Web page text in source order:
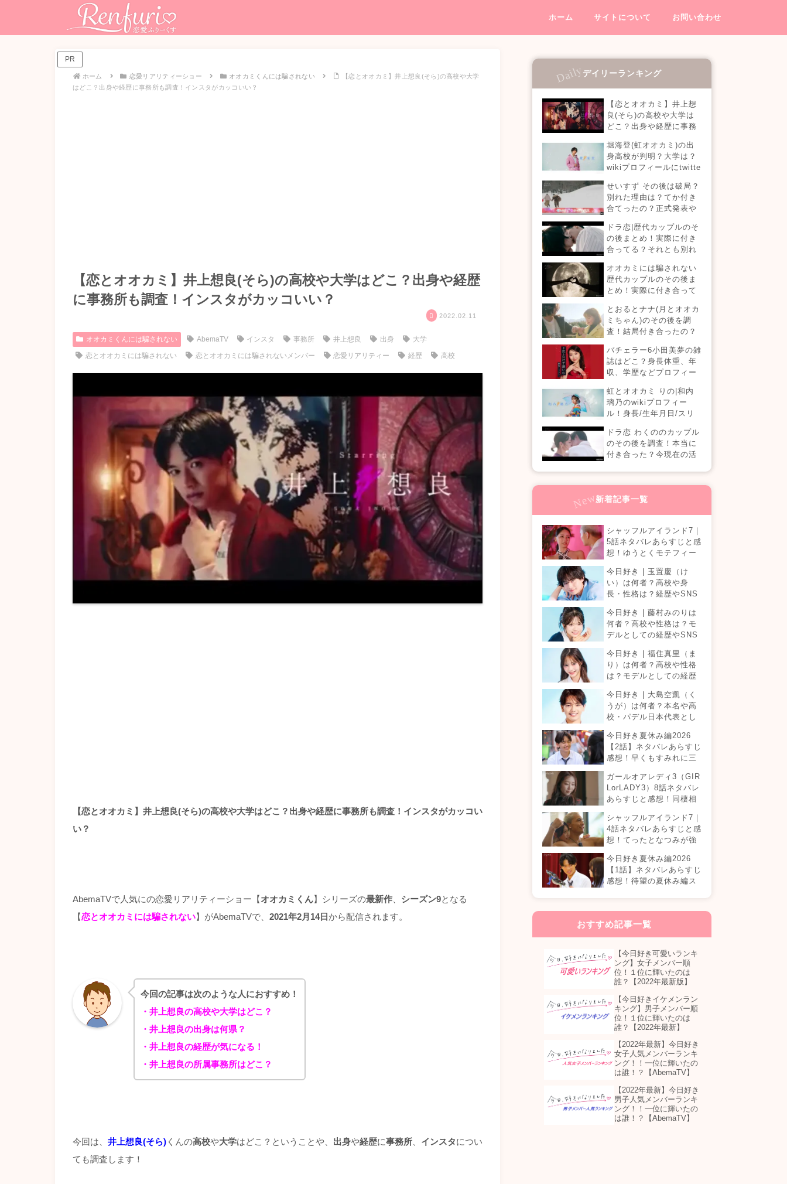
ホーム サイトについて お問い合わせ
PR
ホーム 恋愛リアリティーショー オオカミくんには騙されない
【恋とオオカミ】井上想良(そら)の高校や大学
はどこ？出身や経歴に事務所も調査！インスタがカッコいい？
【恋とオオカミ】井上想良(そら)の高校や大学はどこ？出身や経歴
に事務所も調査！インスタがカッコいい？
2022.02.11
オオカミくんには騙されない AbemaTV インスタ 事務所 井上想良 出身
大学
恋とオオカミには騙されない
恋とオオカミには騙されないメンバー 恋愛リアリティー 経歴 高校
【恋とオオカミ】井上想良(そら)の高校や大学はどこ？出身や経歴に事務所も調査！インスタがカッコい
い？
AbemaTVで人気にの恋愛リアリティーショー【オオカミくん】シリーズの最新作 シーズン9となる
【恋とオオカミには騙されない】がAbemaTVで、 2021年2月14日から配信されます。
今回の記事は次のような人におすすめ！
・井上想良の高校や大学はどこ？
・井上想良の出身は何県？
・井上想良の経歴が気になる！
・井上想良の所属事務所はどこ？
今回は、 井上想良(そら) くんの高校や大学はどこ？ということや、 出身や経歴に事務所 インスタについ
ても調査します！
デイリーランキング
【恋とオオカミ】井上想
良(そら)の高校や大学は
どこ？出身や経歴に事務
ッコいい？
堀海登(虹オオカミ)の出
身高校が判明？大学は？
wikiプロフィールにtwitte
オカミには騙されない】
せいすず その後は破局？
別れた理由は？てか付き
合てったの？正式発表や
ドラ恋|歴代カップルのそ
の後まとめ！実際に付き
合ってる？それとも別れ
【恋愛ドラマな恋がした
い】
オオカミには騙されない
歴代カップルのその後ま
とめ！実際に付き合って
現在の活動は？
とおるとナナ(月とオオカ
ミちゃん)のその後を調
査！結局付き合ったの？
バチェラー6小田美夢の雑
誌はどこ？身長体重、年
収、学歴などプロフィー
虹とオオカミ りの|和内
璃乃のwikiプロフィー
ル！身長/生年月日/スリ
ドラ恋 わくののカップル
のその後を調査！本当に
付き合った？今現在の活
新着記事一覧
シャッフルアイランド7｜
5話ネタバレあらすじと感
想！ゆうとくモテフィー
ったが暴走！？
今日好き | 玉置慶（け
い）は何者？高校や身
長・性格は？経歴やSNS
今日好き | 藤村みのりは
何者？高校や性格は？モ
デルとしての経歴やSNS
今日好き | 福住真里（ま
り）は何者？高校や性格
は？モデルとしての経歴
め！
今日好き | 大島空凱（く
うが）は何者？本名や高
校・パデル日本代表とし
ールまとめ！
今日好き夏休み編2026
【2話】ネタバレあらすじ
感想！早くもすみれに三
ルは生まれる？
ガールオアレディ3（GIR
LorLADY3）8話ネタバレ
あらすじと感想！同棲相
気持ちの変化は…？
シャッフルアイランド7｜
4話ネタバレあらすじと感
想！てったとなつみが強
カップル誕生！？
今日好き夏休み編2026
【1話】ネタバレあらすじ
感想！待望の夏休み編ス
おすすめ記事一覧
【今日好き可愛いランキ
ング】女子メンバー順
位！１位に輝いたのは
誰？【2022年最新版】
【今日好きイケメンラン
キング】男子メンバー順
位！１位に輝いたのは
誰？【2022年最新】
【2022年最新】今日好き
女子人気メンバーランキ
ング！！一位に輝いたの
は誰！？【AbemaTV】
【2022年最新】今日好き
男子人気メンバーランキ
ング！！一位に輝いたの
は誰！？【AbemaTV】